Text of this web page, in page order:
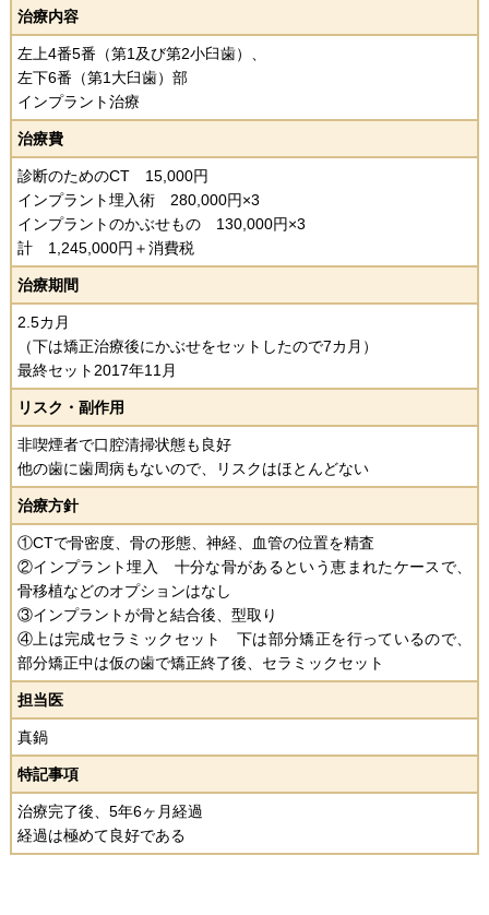
治療内容
左上4番5番（第1及び第2小臼歯）、
左下6番（第1大臼歯）部
インプラント治療
治療費
診断のためのCT 15,000円
インプラント埋入術 280,000円×3
インプラントのかぶせもの 130,000円×3
計 1,245,000円＋消費税
治療期間
2.5カ月
（下は矯正治療後にかぶせをセットしたので7カ月）
最終セット2017年11月
リスク・副作用
非喫煙者で口腔清掃状態も良好
他の歯に歯周病もないので、リスクはほとんどない
治療方針
①CTで骨密度、骨の形態、神経、血管の位置を精査
②インプラント埋入 十分な骨があるという恵まれたケースで、
骨移植などのオプションはなし
③インプラントが骨と結合後、型取り
④上は完成セラミックセット 下は部分矯正を行っているので、
部分矯正中は仮の歯で矯正終了後、セラミックセット
担当医
真鍋
特記事項
治療完了後、5年6ヶ月経過
経過は極めて良好である